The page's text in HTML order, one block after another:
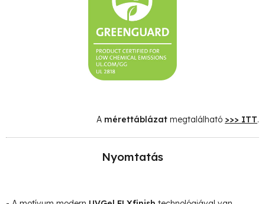
A mérettáblázat megtalálható >>> ITT.
Nyomtatás